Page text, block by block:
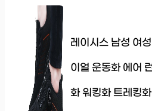
레이시스 남성 여
이얼 운동화 에어
화 워킹화 트레킹